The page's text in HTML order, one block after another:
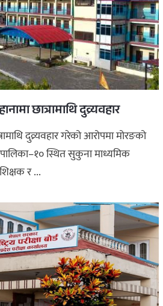
छात्रामाथि दुव्र्यवहार
दुव्र्यवहार गरेको आरोपमा मोरङको
स्थित सुकुना माध्यमिक
र ...